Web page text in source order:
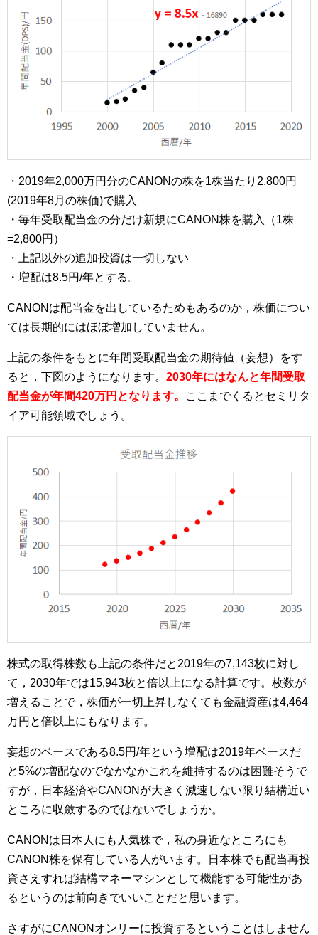
・2019年2,000万円分のCANONの株を1株当たり2,800円
(2019年8月の株価)で購入
・毎年受取配当金の分だけ新規にCANON株を購入（1株
=2,800円）
・上記以外の追加投資は一切しない
・増配は8.5円/年とする。
CANONは配当金を出しているためもあるのか，株価につい
ては長期的にはほぼ増加していません。
上記の条件をもとに年間受取配当金の期待値（妄想）をす
ると，下図のようになります。 2030年にはなんと年間受取
配当金が年間420万円となります。
ここまでくるとセミリタ
イア可能領域でしょう。
株式の取得株数も上記の条件だと2019年の7,143枚に対し
て，2030年では15,943枚と倍以上になる計算です。枚数が
増えることで，株価が一切上昇しなくても金融資産は4,464
万円と倍以上にもなります。
妄想のベースである8.5円/年という増配は2019年ベースだ
と5%の増配なのでなかなかこれを維持するのは困難そうで
すが，日本経済やCANONが大きく減速しない限り結構近い
ところに収斂するのではないでしょうか。
CANONは日本人にも人気株で，私の身近なところにも
CANON株を保有している人がいます。日本株でも配当再投
資さえすれば結構マネーマシンとして機能する可能性があ
るというのは前向きでいいことだと思います。
さすがにCANONオンリーに投資するということはしません